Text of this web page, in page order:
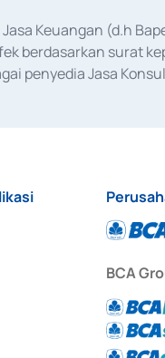
Keuangan (d.h
berdasarkan surat
penyedia Jasa
BCA